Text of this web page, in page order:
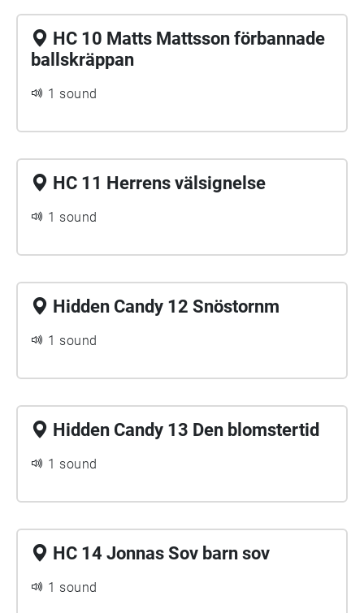
HC 10 Matts Mattsson förbannade
ballskräppan
1 sound
HC 11 Herrens välsignelse
1 sound
Hidden Candy 12 Snöstornm
1 sound
Hidden Candy 13 Den blomstertid
1 sound
HC 14 Jonnas Sov barn sov
1 sound